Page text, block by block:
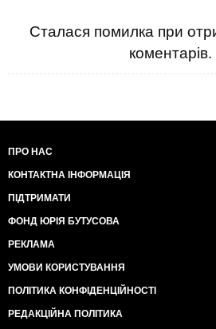
Сталася помилка при
коментарів.
ПРО НАС
КОНТАКТНА ІНФОРМАЦІЯ
ПІДТРИМАТИ
ФОНД ЮРІЯ БУТУСОВА
РЕКЛАМА
УМОВИ КОРИСТУВАННЯ
ПОЛІТИКА КОНФІДЕНЦІЙНОСТІ
РЕДАКЦІЙНА ПОЛІТИКА